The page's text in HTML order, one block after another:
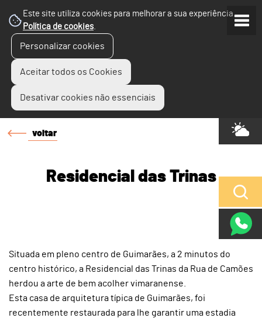
Este site utiliza cookies para melhorar a sua experiência.
Política de cookies.
Personalizar cookies
Aceitar todos os Cookies
Desativar cookies não essenciais
voltar
Residencial das Trinas
Situada em pleno centro de Guimarães, a 2 minutos do
centro histórico, a Residencial das Trinas da Rua de Camões
herdou a arte de bem acolher vimaranense.
Esta casa de arquitetura típica de Guimarães, foi
recentemente restaurada para lhe garantir uma estadia